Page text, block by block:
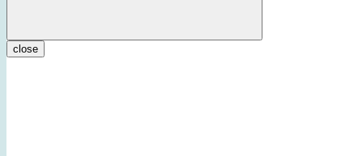
close